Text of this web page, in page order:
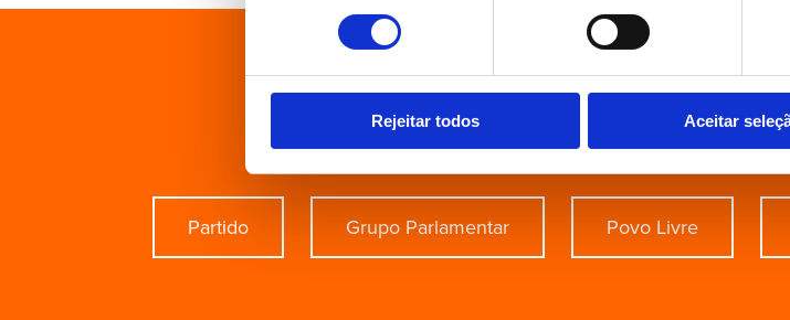
Rejeitar todos Aceitar
Está à procura de
Partido Grupo Parlamentar Povo Livre